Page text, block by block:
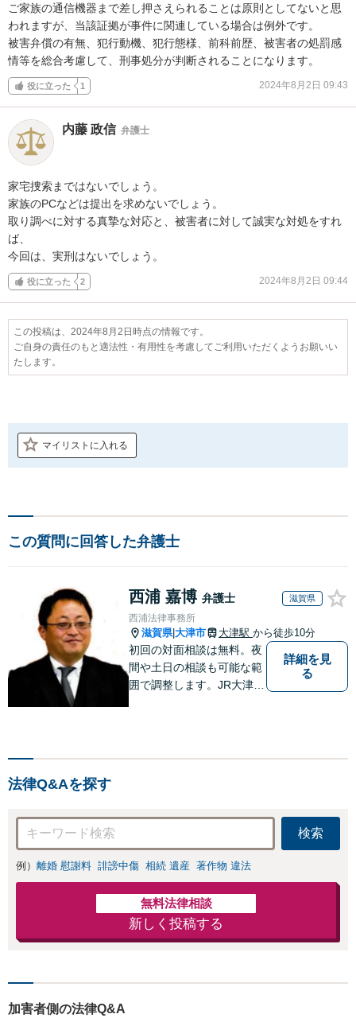
ご家族の通信機器まで差し押さえられることは原則としてないと思
われますが、当該証拠が事件に関連している場合は例外です。
被害弁償の有無、犯行動機、犯行態様、前科前歴、被害者の処罰感
情等を総合考慮して、刑事処分が判断されることになります。
役に立った 1 2024年8月2日 09:43
内藤 政信 弁護士
家宅捜索まではないでしょう。
家族のPCなどは提出を求めないでしょう。
取り調べに対する真摯な対応と、被害者に対して誠実な対処をすれ
ば、
今回は、実刑はないでしょう。
役に立った 2 2024年8月2日 09:44
この投稿は、2024年8月2日時点の情報です。
ご自身の責任のもと適法性・有用性を考慮してご利用いただくようお願いい
たします。
マイリストに入れる
この質問に回答した弁護士
西浦 嘉博 弁護士 滋賀県
西浦法律事務所
滋賀県|大津市 大津駅 から徒歩10分
初回の対面相談は無料。夜
間や土日の相談も可能な範
囲で調整します。JR大津駅
詳細を見
る
法律Q&Aを探す
検索
例） 離婚 慰謝料 誹謗中傷 相続 遺産 著作物 違法
無料法律相談
新しく投稿する
加害者側の法律Q&A